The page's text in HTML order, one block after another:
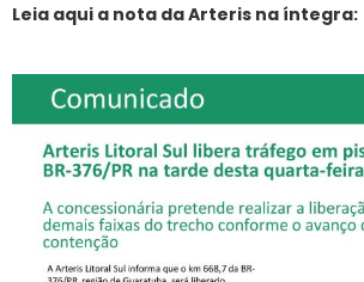
Leia aqui a nota da Arteris na íntegra: